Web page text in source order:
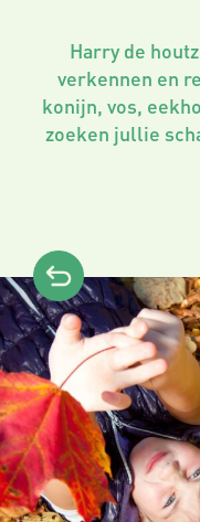
Harry de
verkennen en
konijn, vos,
zoeken jullie